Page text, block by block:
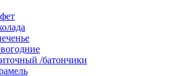
/батончики